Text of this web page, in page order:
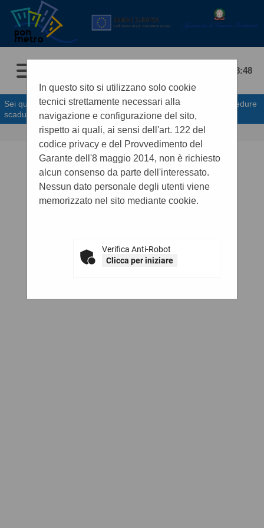
09/08/2026 08:48
Sei qui: Home» Procedure d'appalto e contratti
Gare e procedure
scadute
In questo sito si utilizzano solo cookie
tecnici strettamente necessari alla
navigazione e configurazione del sito,
rispetto ai quali, ai sensi dell'art. 122 del
codice privacy e del Provvedimento del
Garante dell'8 maggio 2014, non è richiesto
alcun consenso da parte dell'interessato.
Nessun dato personale degli utenti viene
memorizzato nel sito mediante cookie.
Verifica Anti-Robot
Clicca per iniziare